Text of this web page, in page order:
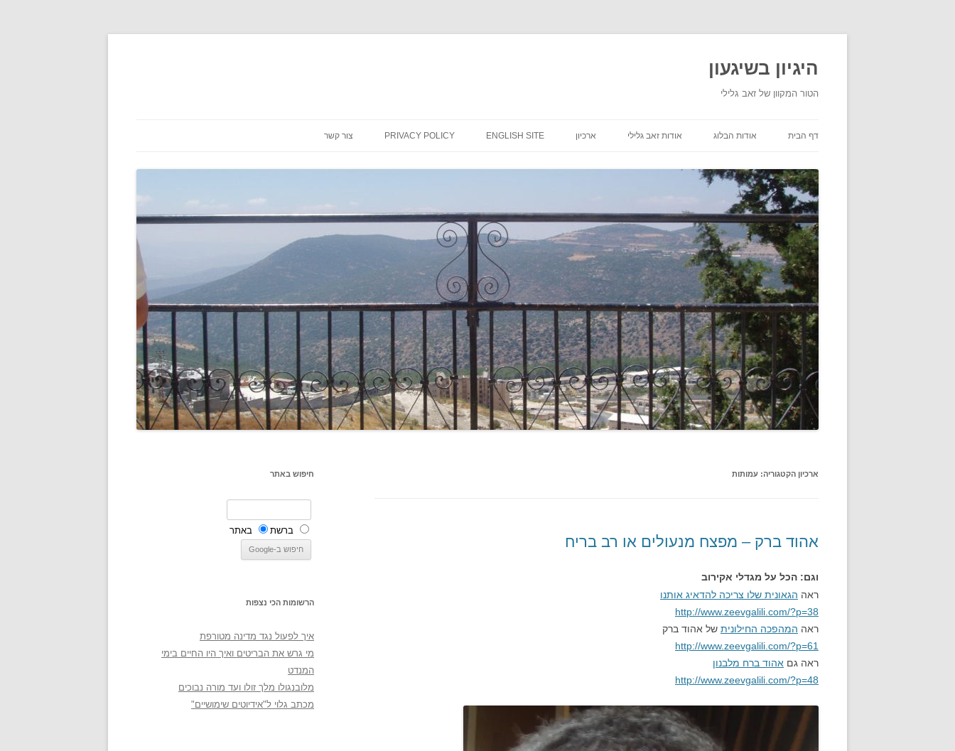
היגיון בשיגעון
הטור המקוון של זאב גלילי
דף הבית אודות הבלוג אודות זאב גלילי ארכיון ENGLISH SITE
PRIVACY POLICY צור קשר
ארכיון הקטגוריה: עמותות
אהוד ברק – מפצח מנעולים או רב בריח
וגם: הכל על מגדלי אקירוב
ראה הגאונית שלו צריכה להדאיג אותנו
http://www.zeevgalili.com/?p=38
ראה המהפכה החילונית של אהוד ברק
http://www.zeevgalili.com/?p=61
ראה גם אהוד ברח מלבנון
http://www.zeevgalili.com/?p=48
חיפוש באתר
ברשת באתר
הרשומות הכי נצפות
איך לפעול נגד מדינה מטורפת
מי גרש את הבריטים ואיך היו החיים בימי
המנדט
מלובנגולו מלך זולו ועד מורה נבוכים
מכתב גלוי ל"אידיוטים שימושיים"